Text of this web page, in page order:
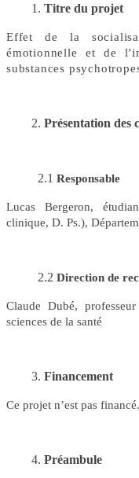
Titre du projet
Effet de la
émotionnelle et de
substances
Présentation des
2.1 Responsable
Lucas Bergeron,
clinique, D. Ps.),
2.2 Direction de
Claude Dubé,
sciences de la santé
Financement
Ce projet n’est pas financé.
Préambule